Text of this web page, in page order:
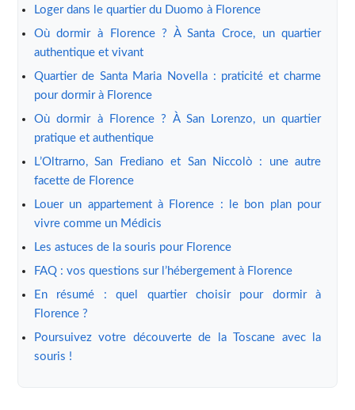
Loger dans le quartier du Duomo à Florence
Où dormir à Florence ? À Santa Croce, un quartier
authentique et vivant
Quartier de Santa Maria Novella : praticité et charme
pour dormir à Florence
Où dormir à Florence ? À San Lorenzo, un quartier
pratique et authentique
L’Oltrarno, San Frediano et San Niccolò : une autre
facette de Florence
Louer un appartement à Florence : le bon plan pour
vivre comme un Médicis
Les astuces de la souris pour Florence
FAQ : vos questions sur l’hébergement à Florence
En résumé : quel quartier choisir pour dormir à
Florence ?
Poursuivez votre découverte de la Toscane avec la
souris !